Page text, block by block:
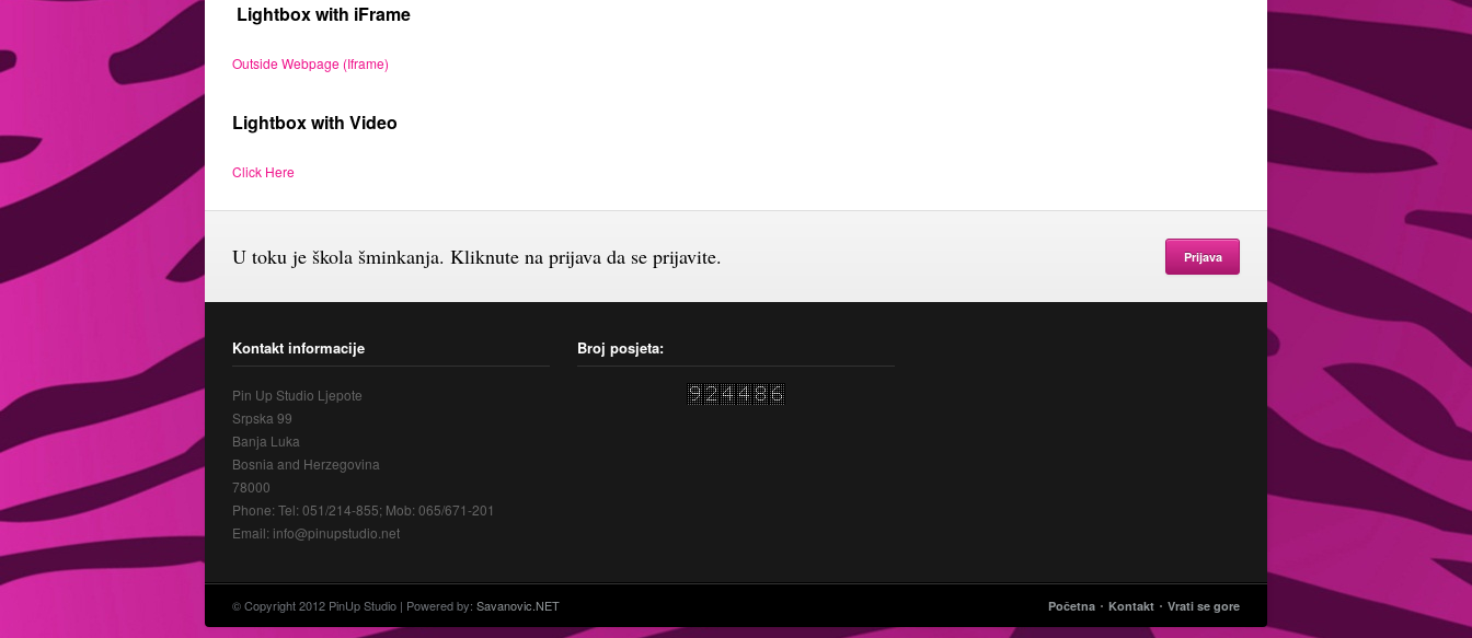
Lightbox with iFrame
Outside Webpage (Iframe)
Lightbox with Video
Click Here
U toku je škola šminkanja. Kliknute na prijava da se prijavite. Prijava
Kontakt informacije
Pin Up Studio Ljepote
Srpska 99
Banja Luka
Bosnia and Herzegovina
78000
Phone: Tel: 051/214-855; Mob: 065/671-201
Email: info@pinupstudio.net
Broj posjeta:
© Copyright 2012 PinUp Studio | Powered by: Savanovic.NET Početna Kontakt Vrati se gore